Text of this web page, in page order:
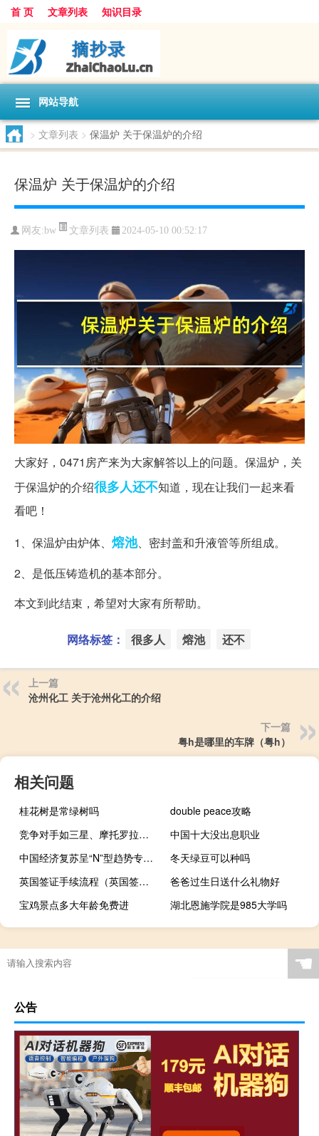
首 页 文章列表 知识目录
网站导航
> 文章列表 > 保温炉 关于保温炉的介绍
保温炉 关于保温炉的介绍
网友:bw 文章列表 2024-05-10 00:52:17
大家好，0471房产来为大家解答以上的问题。保温炉，关
于保温炉的介绍很多人还不知道，现在让我们一起来看
看吧！
1、保温炉由炉体、 熔池、密封盖和升液管等所组成。
2、是低压铸造机的基本部分。
本文到此结束，希望对大家有所帮助。
网络标签： 很多人 熔池 还不
上一篇
沧州化工 关于沧州化工的介绍
下一篇
粤h是哪里的车牌（粤h）
相关问题
桂花树是常绿树吗
double peace攻略
竞争对手如三星、摩托罗拉和罗约尔发布了一系列可折叠手机
中国十大没出息职业
中国经济复苏呈“N”型趋势专家称房地产正寻找新的中枢
冬天绿豆可以种吗
英国签证手续流程（英国签证办理流程是怎样的）
爸爸过生日送什么礼物好
宝鸡景点多大年龄免费进
湖北恩施学院是985大学吗
☚
公告